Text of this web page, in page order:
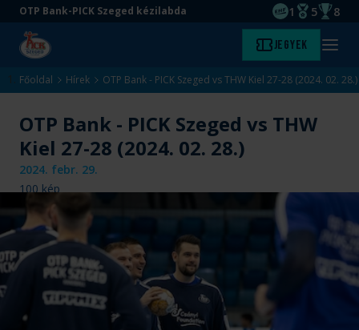
Ugrás
tartalomra
Ugrás
aljára
OTP Bank-PICK Szeged kézilabda
EHF
1
Magyar
5 8
Kezdőlap Jegyek Menü
Főoldal Hírek OTP Bank - PICK Szeged vs THW Kiel 27-28 (2024. 02. 28.)
OTP Bank - PICK Szeged vs THW
Kiel 27-28 (2024. 02. 28.)
2024. febr. 29.
100kép